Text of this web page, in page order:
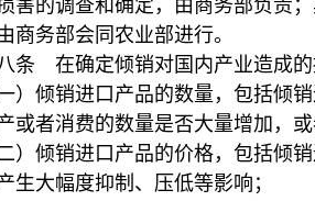
商务部会同农业部进行。
在确定倾销对国内产业造成的
倾销进口产品的数量，包括倾销
或者消费的数量是否大量增加，
倾销进口产品的价格，包括倾销
生大幅度抑制、压低等影响；